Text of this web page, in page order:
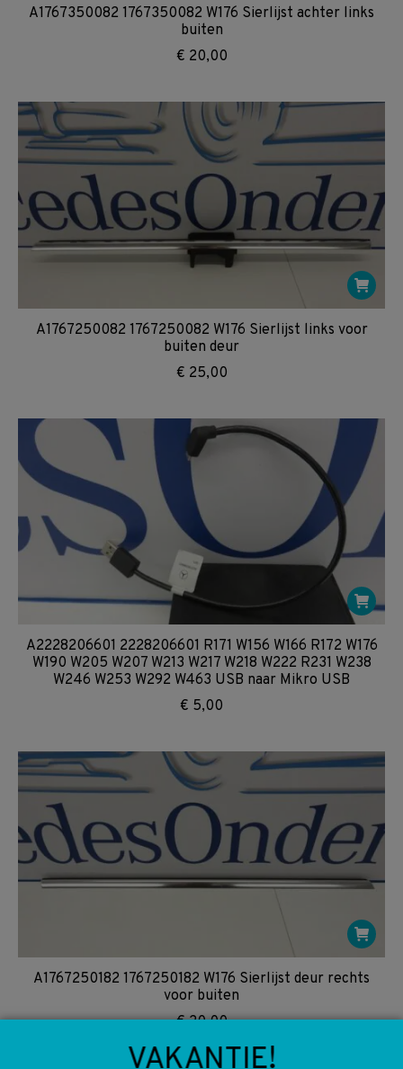
A1767350082 1767350082 W176 Sierlijst achter links
buiten
€ 20,00
A1767250082 1767250082 W176 Sierlijst links voor
buiten deur
€ 25,00
A2228206601 2228206601 R171 W156 W166 R172 W176
W190 W205 W207 W213 W217 W218 W222 R231 W238
W246 W253 W292 W463 USB naar Mikro USB
€ 5,00
A1767250182 1767250182 W176 Sierlijst deur rechts
voor buiten
€20,00
VAKANTIE!